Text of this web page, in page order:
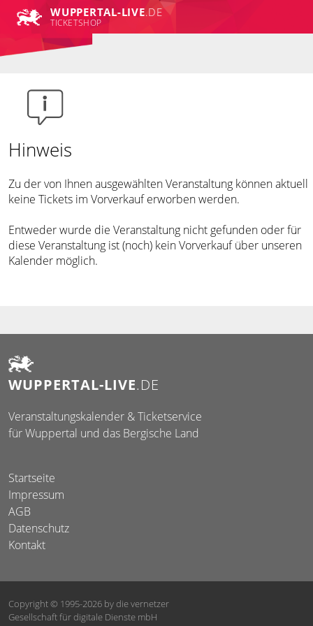
WUPPERTAL-LIVE.DE
TICKETSHOP
Hinweis
Zu der von Ihnen ausgewählten Veranstaltung können aktuell
keine Tickets im Vorverkauf erworben werden.
Entweder wurde die Veranstaltung nicht gefunden oder für
diese Veranstaltung ist (noch) kein Vorverkauf über unseren
Kalender möglich.
WUPPERTAL-LIVE.DE
Veranstaltungskalender & Ticketservice
für Wuppertal und das Bergische Land
Startseite
Impressum
AGB
Datenschutz
Kontakt
Copyright © 1995-2026 by die vernetzer
Gesellschaft für digitale Dienste mbH